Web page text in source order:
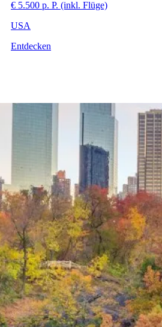
€ 5.500 p. P. (inkl. Flüge)
USA
Entdecken
View 3 Wochen &&& New York & der
Südwesten mit der Familie